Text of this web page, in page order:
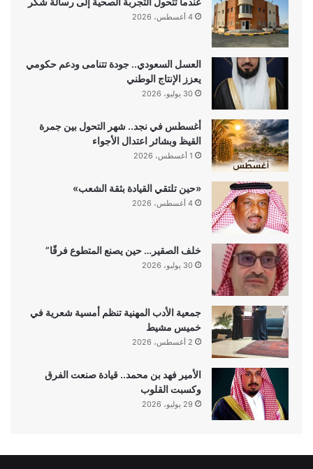
4 أغسطس، 2026
العسل السعودي.. جودة تتنامى ودعم حكومي
يعزز الإنتاج الوطني
30 يوليو، 2026
أغسطس في نجد.. شهر التحول بين جمرة
القيظ وبشائر اعتدال الأجواء
1 أغسطس، 2026
«حين تلتقي القيادة بثقة الشعب»
4 أغسطس، 2026
خلف الصقير… حين يصنع المتطوع فرقًا”
30 يوليو، 2026
جمعية الأدب المهنية تنظم أمسية شعرية في
خميس مشيط
2 أغسطس، 2026
الأمير فهد بن محمد.. قيادة صنعت الفرق
وكسبت القلوب
29 يوليو، 2026